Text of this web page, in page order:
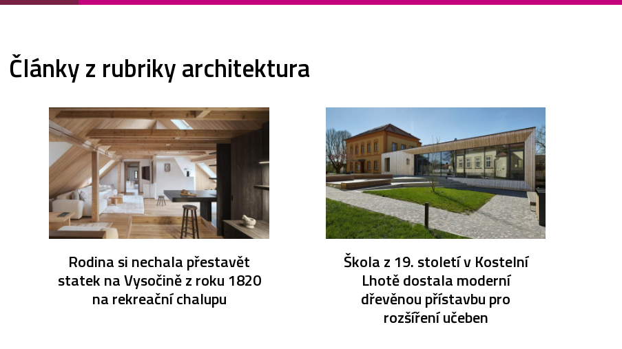
Články z rubriky architektura
Rodina si nechala přestavět
statek na Vysočině z roku 1820
na rekreační chalupu
Škola z 19. století v Kostelní
Lhotě dostala moderní
dřevěnou přístavbu pro
rozšíření učeben